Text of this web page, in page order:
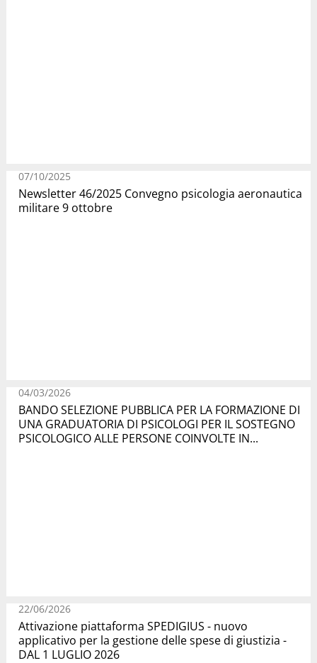
07/10/2025
Newsletter 46/2025 Convegno psicologia aeronautica
militare 9 ottobre
04/03/2026
BANDO SELEZIONE PUBBLICA PER LA FORMAZIONE DI
UNA GRADUATORIA DI PSICOLOGI PER IL SOSTEGNO
PSICOLOGICO ALLE PERSONE COINVOLTE IN...
22/06/2026
Attivazione piattaforma SPEDIGIUS - nuovo
applicativo per la gestione delle spese di giustizia -
DAL 1 LUGLIO 2026